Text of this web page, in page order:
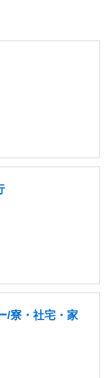
/寮・社宅・家